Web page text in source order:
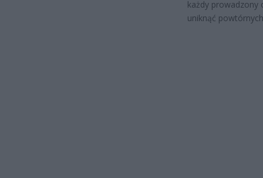
każdy prowadzony
uniknąć